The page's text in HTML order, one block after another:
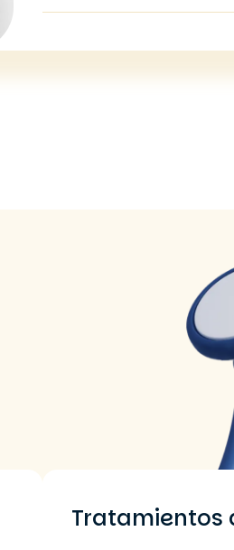
Tratamientos